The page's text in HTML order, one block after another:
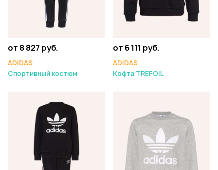
от 8 827 руб.
ADIDAS
Спортивный костюм
от 6 111 руб.
ADIDAS
Кофта TREFOIL